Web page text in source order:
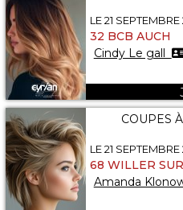
LE 21
32 BCB AUCH
Cindy Le gall
COUPES
LE 21
68 WILLER
Amanda